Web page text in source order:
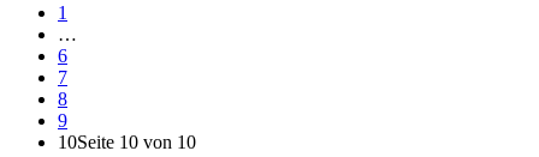
1
…
6
7
8
9
10Seite 10 von 10